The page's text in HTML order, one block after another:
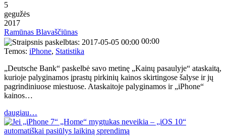
5
gegužės
2017
Ramūnas Blavaščiūnas
00:00
Temos: iPhone, Statistika
„Deutsche Bank“ paskelbė savo metinę „Kainų pasaulyje“ ataskaitą,
kurioje palyginamos įprastų pirkinių kainos skirtingose šalyse ir jų
pagrindiniuose miestuose. Ataskaitoje palyginamos ir „iPhone“
kainos…
daugiau…